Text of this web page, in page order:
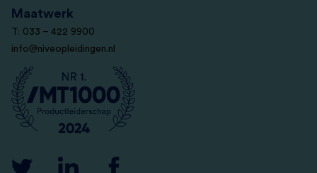
Maatwerk
T: 033 – 422 9900
info@niveopleidingen.nl